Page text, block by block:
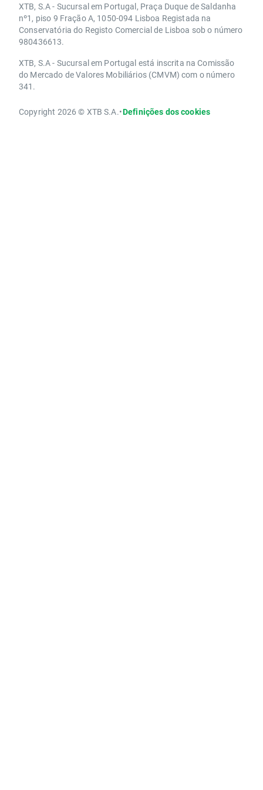
XTB, S.A - Sucursal em Portugal, Praça Duque de Saldanha
nº1, piso 9 Fração A, 1050-094 Lisboa Registada na
Conservatória do Registo Comercial de Lisboa sob o número
980436613.
XTB, S.A - Sucursal em Portugal está inscrita na Comissão
do Mercado de Valores Mobiliários (CMVM) com o número
341.
Copyright 2026 © XTB S.A.•Definições dos cookies